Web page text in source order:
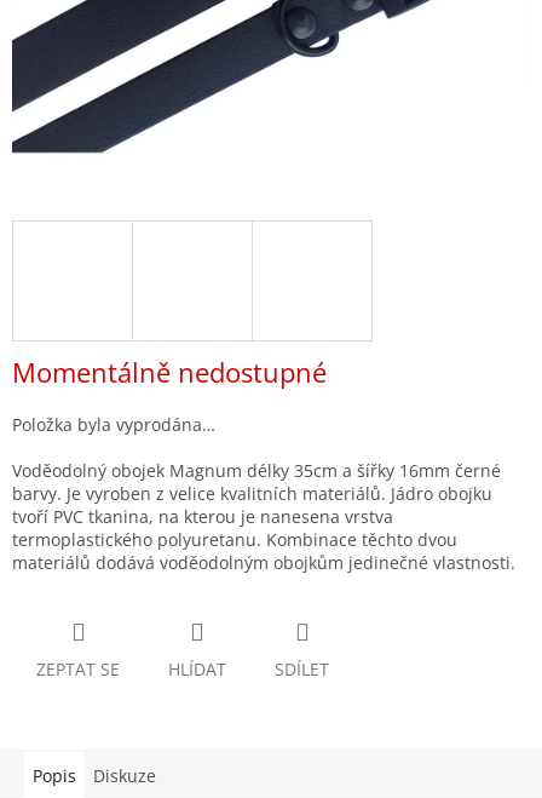
Momentálně nedostupné
Položka byla vyprodána…
Voděodolný obojek Magnum délky 35cm a šířky 16mm černé
barvy. Je vyroben z velice kvalitních materiálů. Jádro obojku
tvoří PVC tkanina, na kterou je nanesena vrstva
termoplastického polyuretanu. Kombinace těchto dvou
materiálů dodává voděodolným obojkům jedinečné vlastnosti.
ZEPTAT SE HLÍDAT SDÍLET
Popis Diskuze